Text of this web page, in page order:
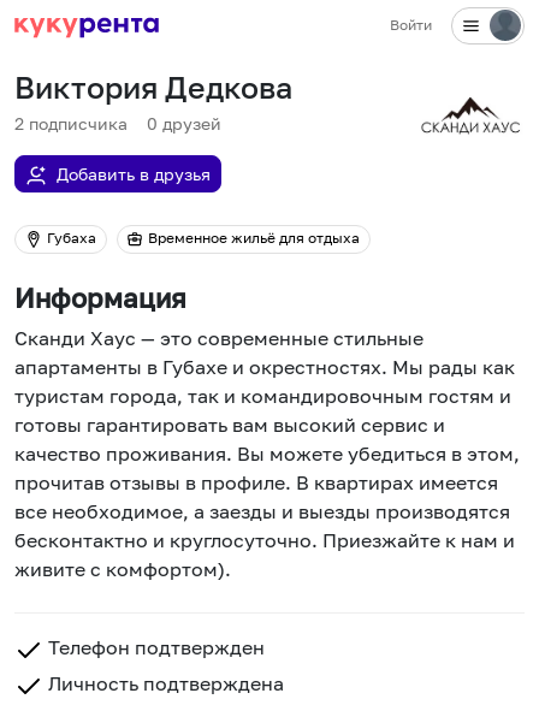
Войти
Виктория Дедкова
2 подписчика 0 друзей
Добавить в друзья
Губаха Временное жильё для отдыха
Информация
Сканди Хаус — это современные стильные
апартаменты в Губахе и окрестностях. Мы рады как
туристам города, так и командировочным гостям и
готовы гарантировать вам высокий сервис и
качество проживания. Вы можете убедиться в этом,
прочитав отзывы в профиле. В квартирах имеется
все необходимое, а заезды и выезды производятся
бесконтактно и круглосуточно. Приезжайте к нам и
живите с комфортом).
Телефон подтвержден
Личность подтверждена